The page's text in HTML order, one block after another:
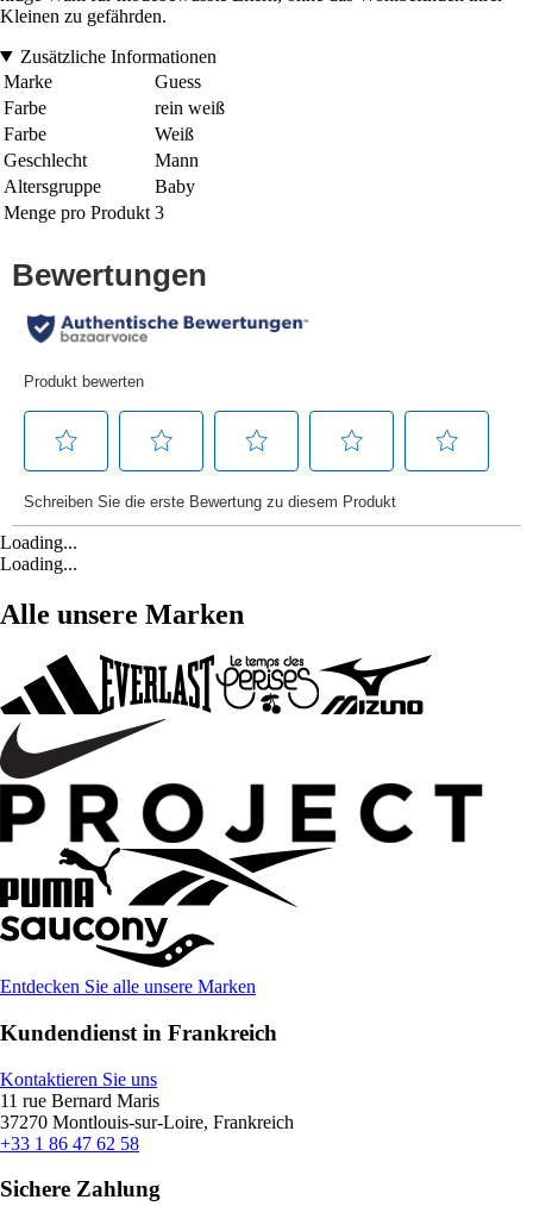
Kleinen zu gefährden.
Zusätzliche Informationen
Marke
Guess
Farbe
rein weiß
Farbe
Weiß
Geschlecht
Mann
Altersgruppe
Baby
Menge pro Produkt 3
Loading...
Loading...
Alle unsere Marken
Entdecken Sie alle unsere Marken
Kundendienst in Frankreich
Kontaktieren Sie uns
11 rue Bernard Maris
37270 Montlouis-sur-Loire, Frankreich
+33 1 86 47 62 58
Sichere Zahlung